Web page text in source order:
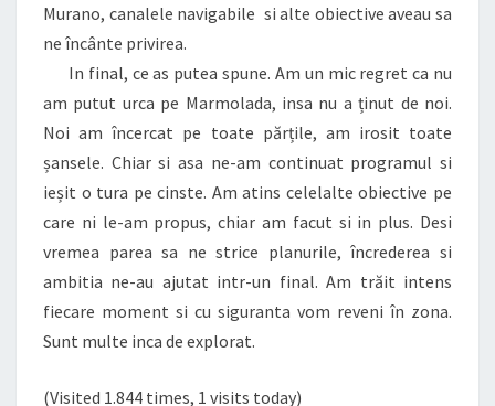
Murano, canalele navigabile si alte obiective aveau sa
ne încânte privirea.
In final, ce as putea spune. Am un mic regret ca nu
am putut urca pe Marmolada, insa nu a ținut de noi.
Noi am încercat pe toate părțile, am irosit toate
șansele. Chiar si asa ne-am continuat programul si
ieșit o tura pe cinste. Am atins celelalte obiective pe
care ni le-am propus, chiar am facut si in plus. Desi
vremea parea sa ne strice planurile, încrederea si
ambitia ne-au ajutat intr-un final. Am trăit intens
fiecare moment si cu siguranta vom reveni în zona.
Sunt multe inca de explorat.
(Visited 1.844 times, 1 visits today)